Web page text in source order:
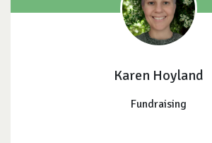
Karen Hoyland
Fundraising